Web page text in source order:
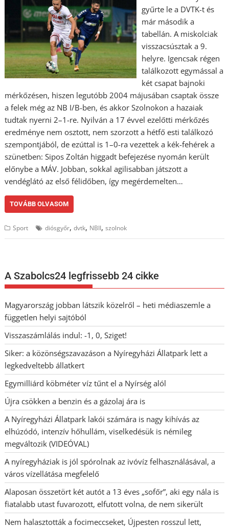
gyűrte le a DVTK-t és
már második a
tabellán. A miskolciak
visszacsúsztak a 9.
helyre. Igencsak régen
találkozott egymással a
két csapat bajnoki
mérkőzésen, hiszen legutóbb 2004 májusában csaptak össze
a felek még az NB I/B-ben, és akkor Szolnokon a hazaiak
tudtak nyerni 2–1-re. Nyilván a 17 évvel ezelőtti mérkőzés
eredménye nem osztott, nem szorzott a hétfő esti találkozó
szempontjából, de ezúttal is 1–0-ra vezettek a kék-fehérek a
szünetben: Sipos Zoltán higgadt befejezése nyomán került
előnybe a MÁV. Jobban, sokkal agilisabban játszott a
vendéglátó az első félidőben, így megérdemelten…
TOVÁBB OLVASOM
Sport diósgyőr,dvtk, NBII,szolnok
A Szabolcs24 legfrissebb 24 cikke
Magyarország jobban látszik közelről – heti médiaszemle a
független helyi sajtóból
Visszaszámlálás indul: -1, 0, Sziget!
Siker: a közönségszavazáson a Nyíregyházi Állatpark lett a
legkedveltebb állatkert
Egymilliárd köbméter víz tűnt el a Nyírség alól
Újra csökken a benzin és a gázolaj ára is
A Nyíregyházi Állatpark lakói számára is nagy kihívás az
elhúzódó, intenzív hőhullám, viselkedésük is némileg
megváltozik (VIDEÓVAL)
A nyíregyháziak is jól spórolnak az ivóvíz felhasználásával, a
város vízellátása megfelelő
Alaposan összetört két autót a 13 éves „sofőr”, aki egy nála is
fiatalabb utast fuvarozott, elfutott volna, de nem sikerült
Nem halasztották a focimeccseket, Újpesten rosszul lett,